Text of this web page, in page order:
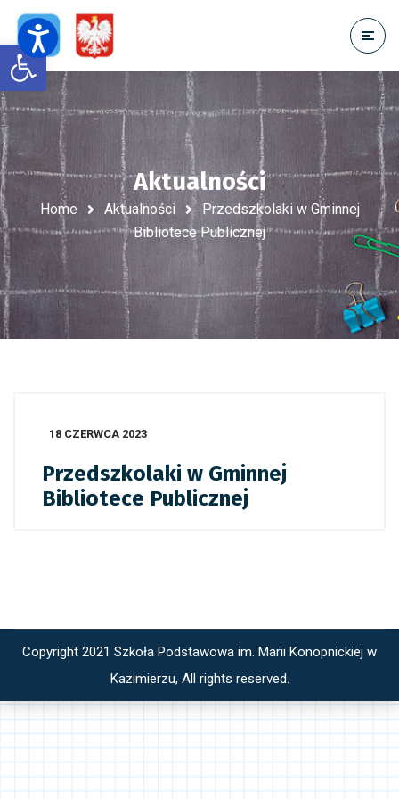
Open toolbar
Aktualności
Home Aktualności
Przedszkolaki w Gminnej
Bibliotece Publicznej
18 CZERWCA 2023
Przedszkolaki w Gminnej
Bibliotece Publicznej
Copyright 2021 Szkoła Podstawowa im. Marii Konopnickiej w
Kazimierzu, All rights reserved.